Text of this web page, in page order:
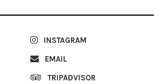
INSTAGRAM
EMAIL
TRIPADVISOR